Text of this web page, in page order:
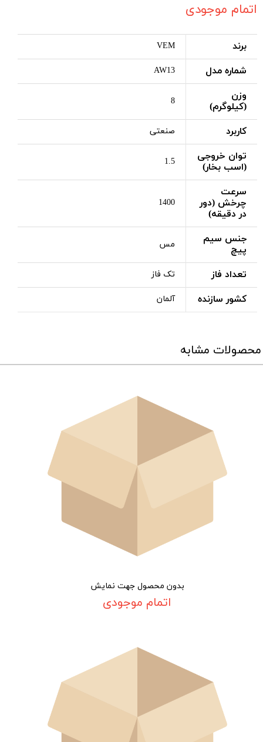
اتمام موجودی
برند VEM
شماره مدل AW13
وزن
(کیلوگرم)
8
کاربرد صنعتی
توان خروجی
(اسب بخار)
1.5
سرعت
چرخش (دور
در دقیقه)
1400
جنس سیم
پیچ
مس
تعداد فاز تک فاز
کشور سازنده آلمان
محصولات مشابه
بدون محصول جهت نمایش
اتمام موجودی